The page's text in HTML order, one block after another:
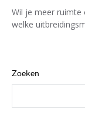
Wil je meer ruimte
welke
Zoeken